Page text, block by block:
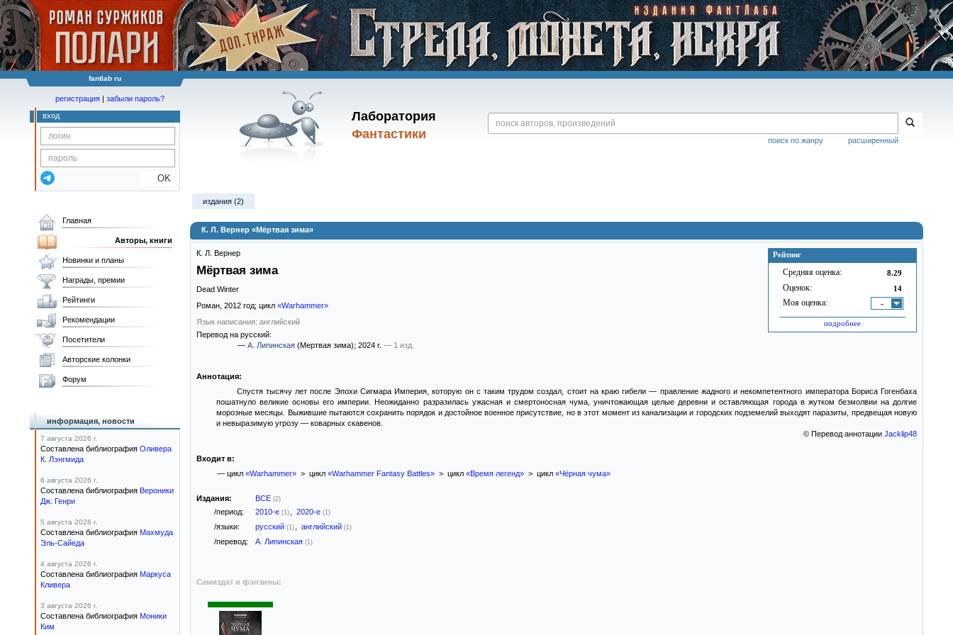
fantlab ru
Лаборатория
Фантастики
расширенный
поиск по жанру
регистрация | забыли пароль?
вход
OK
издания (2)
К. Л. Вернер «Мёртвая зима»
Рейтинг
Средняя оценка: 8.29
Оценок: 14
Моя оценка: -
подробнее
К. Л. Вернер
Мёртвая зима
Dead Winter
Роман, 2012 год; цикл «Warhammer»
Язык написания: английский
Перевод на русский:
— А. Липинская (Мертвая зима); 2024 г. — 1 изд.
Аннотация:
Спустя тысячу лет после Эпохи Сигмара Империя, которую он с таким трудом создал, стоит на краю гибели — правление жадного и некомпетентного императора Бориса Гогенбаха
пошатнуло великие основы его империи. Неожиданно разразилась ужасная и смертоносная чума, уничтожающая целые деревни и оставляющая города в жутком безмолвии на долгие
морозные месяцы. Выжившие пытаются сохранить порядок и достойное военное присутствие, но в этот момент из канализации и городских подземелий выходят паразиты, предвещая новую
и невыразимую угрозу — коварных скавенов.
© Перевод аннотации Jacklip48
Входит в:
— цикл «Warhammer»> цикл «Warhammer Fantasy Battles»> цикл «Время легенд»> цикл «Чёрная чума»
Издания: ВСЕ (2)
/период: 2010-е (1) 2020-е (1)
/языки: русский (1) английский (1)
/перевод: А. Липинская (1)
Самиздат и фэнзины:
Главная
Авторы, книги
Новинки и планы
Награды, премии
Рейтинги
Рекомендации
Посетители
Авторские колонки
Форум
информация, новости
7 августа 2026 г.
Составлена библиография Оливера
К. Лэнгмида
6 августа 2026 г.
Составлена библиография Вероники
Дж. Генри
5 августа 2026 г.
Составлена библиография Махмуда
Эль-Сайеда
4 августа 2026 г.
Составлена библиография Маркуса
Кливера
3 августа 2026 г.
Составлена библиография Моники
Ким